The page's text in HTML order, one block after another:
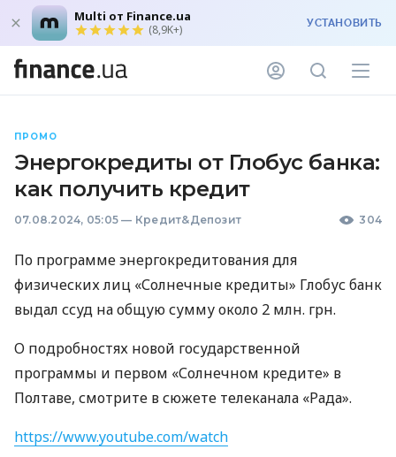
Multi от Finance.ua
(8,9K+) УСТАНОВИТЬ
ПРОМО
Энергокредиты от Глобус банка:
как получить кредит
07.08.2024, 05:05 — Кредит&Депозит 304
По программе энергокредитования для
физических лиц «Солнечные кредиты» Глобус банк
выдал ссуд на общую сумму около 2 млн. грн.
О подробностях новой государственной
программы и первом «Солнечном кредите» в
Полтаве, смотрите в сюжете телеканала «Рада».
https://www.youtube.com/watch